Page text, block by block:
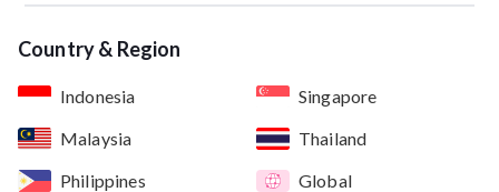
Country & Region
Indonesia
Singapore
Malaysia
Thailand
Philippines
Global